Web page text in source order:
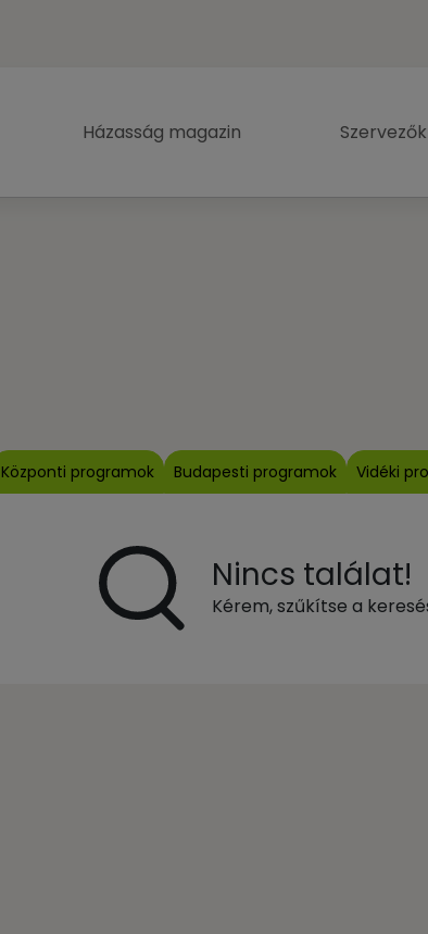
Házasság magazin
Központi programok Budapesti programok Vidéki
Nincs találat!
Kérem, szűkítse a